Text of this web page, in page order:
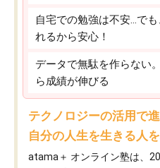
自宅での勉強は不安…で
れるから安心！
データで無駄を作らない
ら成績が伸びる
テクノロジーの活用で
自分の人生を生きる人
atama＋ オンライン塾は、